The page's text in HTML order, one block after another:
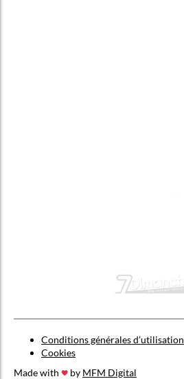
Conditions générales d’utilisation
Cookies
Made with
by MFM Digital